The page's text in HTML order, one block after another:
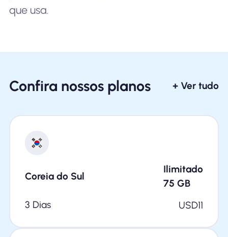
que usa.
Confira nossos planos + Ver tudo
Coreia do Sul
Ilimitado
75 GB
3 Dias
USD11